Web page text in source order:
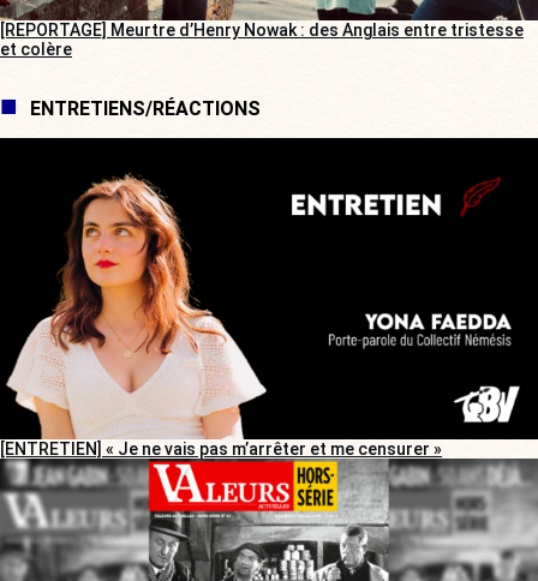
[REPORTAGE] Meurtre d’Henry Nowak : des Anglais entre tristesse
et colère
ENTRETIENS/RÉACTIONS
[ENTRETIEN] « Je ne vais pas m’arrêter et me censurer »